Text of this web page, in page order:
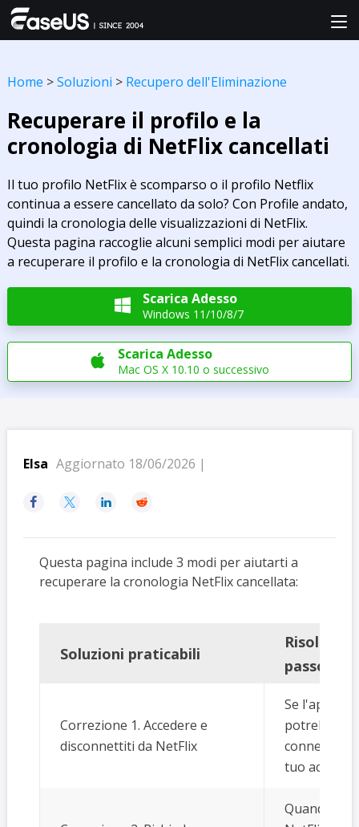
Home >Soluzioni > Recupero dell'Eliminazione
Recuperare il profilo e la
cronologia di NetFlix cancellati
Il tuo profilo NetFlix è scomparso o il profilo Netflix
continua a essere cancellato da solo? Con Profile andato,
quindi la cronologia delle visualizzazioni di NetFlix.
Questa pagina raccoglie alcuni semplici modi per aiutare
a recuperare il profilo e la cronologia di NetFlix cancellati.
 Scarica Adesso
Windows 11/10/8/7
 Scarica Adesso
Mac OS X 10.10 o successivo
Elsa Aggiornato 18/06/2026 |
   
Questa pagina include 3 modi per aiutarti a
recuperare la cronologia NetFlix cancellata:
Soluzioni praticabili
passo
Correzione 1. Accedere e
disconnettiti da NetFlix
Se
potrebbe
tuo
Quando